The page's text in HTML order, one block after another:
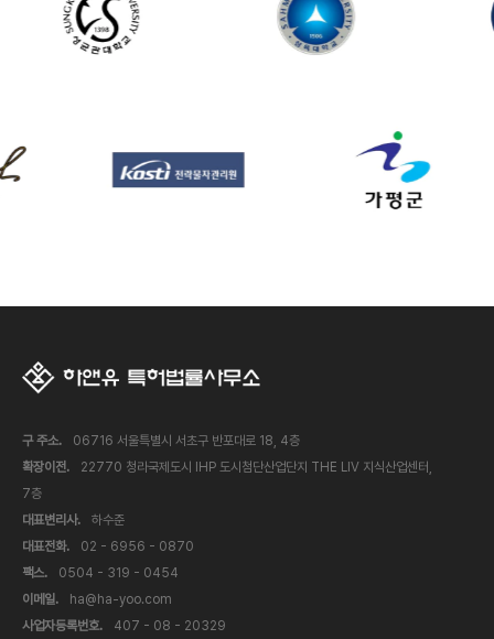
구 주소.
06716 서울특별시 서초구 반포대로 18, 4층
확장이전.
22770 청라국제도시 IHP 도시첨단산업단지 THE LIV 지식산업센터,
7층
대표변리사.
하수준
대표전화.
02 - 6956 - 0870
팩스.
0504 - 319 - 0454
이메일.
ha@ha-yoo.com
사업자등록번호.
407 - 08 - 20329